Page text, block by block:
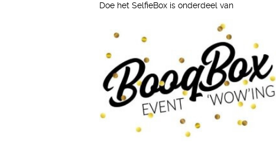
Doe het SelfieBox is onderdeel van